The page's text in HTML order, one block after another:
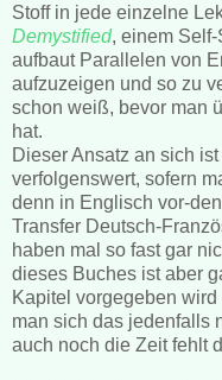
Stoff in jede einzelne
Demystified, einem
aufbaut Parallelen von
aufzuzeigen und so zu
schon weiß, bevor man
hat.
Dieser Ansatz an sich
verfolgenswert, sofern
denn in Englisch vor-
Transfer Deutsch-
haben mal so fast gar
dieses Buches ist aber
Kapitel vorgegeben
man sich das jedenfalls
auch noch die Zeit fehlt